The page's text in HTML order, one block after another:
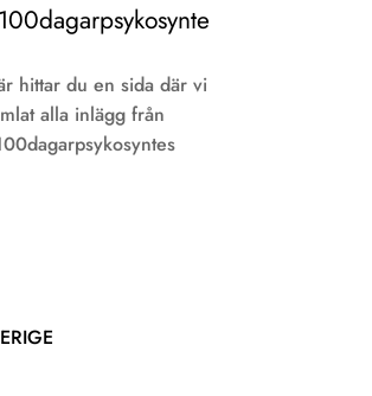
hittar du en sida där vi
alla inlägg från